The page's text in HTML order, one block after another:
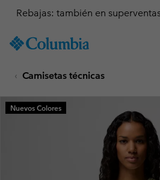
TO
SKIP
MAIN
NAV
Rebajas: también en
Camisetas técnicas
Nuevos Colores